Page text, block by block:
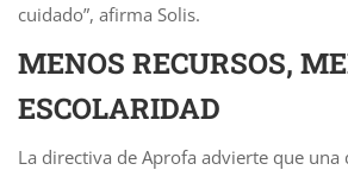
cuidado”, afirma Solis.
MENOS RECURSOS,
ESCOLARIDAD
La directiva de Aprofa advierte que una